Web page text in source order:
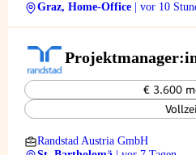
Graz, Home-Office
| vor 10
€ 3.600
Randstad Austria GmbH